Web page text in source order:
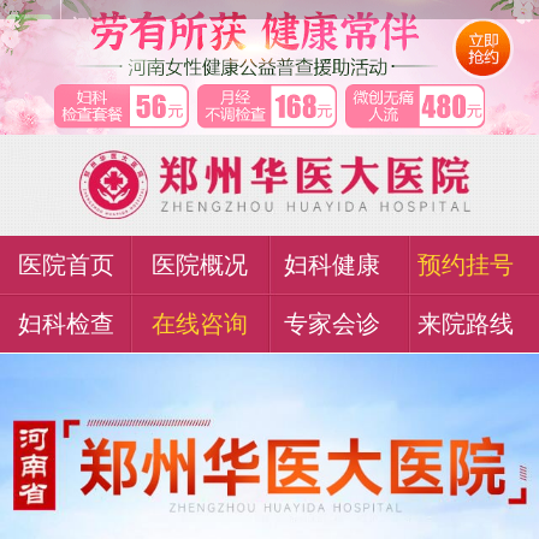
医院首页 医院概况 妇科健康 预约挂号
妇科检查 在线咨询 专家会诊 来院路线